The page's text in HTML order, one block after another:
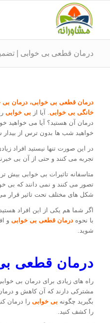
درمان قطعی بی خوابی |
درمان قطعی بی خوابی، درمان
خانگی بی خوابی. آیا از بی خوابی
درمان آن هستید؟ آیا می خواهید
خواهید شب ها بدون ترس از بیدار
در این صورت تنها نیستید افراد
تجربه می کنند و حتی از آن بی
متاسفانه تاثیرات بی خوابی بیش
تصور می کنند و نمی دانند که بی
شکل های مختلف تحت تاثیر قرار
اگر شما هم یکی از این افراد
با نحوه درمان قطعی بی خوابیو
شوید.
‌‌‌‌‌‌‌‌‌‌‌‌‌‌‌‌‌‌‌‌‌‌‌‌‌‌درمان قطعی
راه های زیادی برای درمان بی
مشترکی دارند که آن کاهش و
بگیرید چگونه بی خوابیرا درمان
را کشف کنید.